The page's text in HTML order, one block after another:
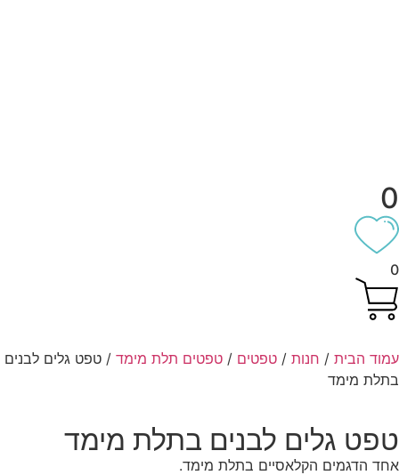
הבית/חנות/טפטים/טפטים תלת מימד/ טפט גלים לבנים
מימד
גלים לבנים בתלת מימד
הדגמים הקלאסיים בתלת מימד.